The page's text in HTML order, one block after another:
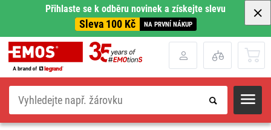
Přihlaste se k odběru novinek a získejte slevu
Sleva 100 Kč NA PRVNÍ NÁKUP
Hledat